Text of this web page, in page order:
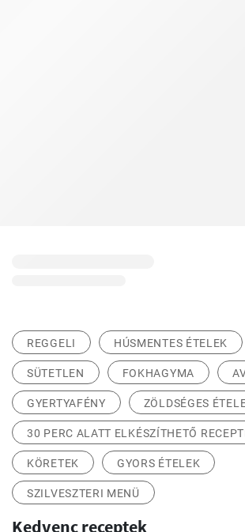
REGGELI HÚSMENTES ÉTELEK
SÜTETLEN FOKHAGYMA
GYERTYAFÉNY ZÖLDSÉGES
30 PERC ALATT ELKÉSZÍTHETŐ
KÖRETEK GYORS ÉTELEK
SZILVESZTERI MENÜ
Kedvenc receptek